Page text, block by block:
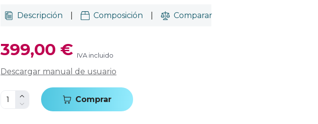
Descripción Composición Comparar
399,00 € IVA incluido
Descargar manual de usuario
Comprar